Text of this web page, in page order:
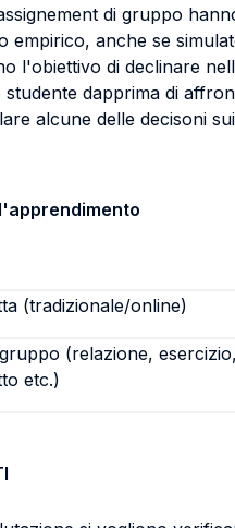
di gruppo
empirico, anche se
l'obiettivo di declinare
dapprima di
alcune delle decisoni
(tradizionale/online)
(relazione, esercizio,
etc.)